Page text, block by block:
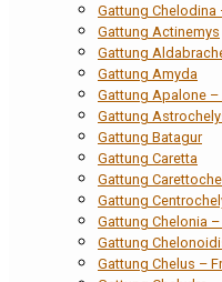
Gattung
Gattung Actinemys
Gattung
Gattung Amyda
Gattung Apalone
Gattung
Gattung Batagur
Gattung Caretta
Gattung
Gattung
Gattung Chelonia
Gattung
Gattung Chelus –